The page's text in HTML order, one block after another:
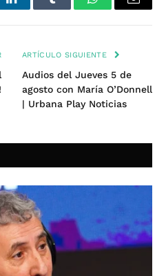
LinkedInTumblr WhatsAppEmail
ARTÍCULO SIGUIENTE
Audios del Jueves 5 de
agosto con María O’Donnell
| Urbana Play Noticias